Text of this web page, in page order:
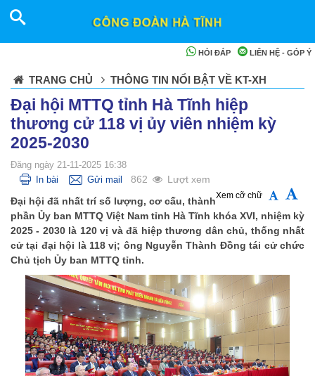
LIÊN HỆ - GÓP Ý
HỎI ĐÁP
TRANG CHỦ THÔNG TIN NỔI BẬT VỀ KT-XH
Đại hội MTTQ tỉnh Hà Tĩnh hiệp
thương cử 118 vị ủy viên nhiệm kỳ
2025-2030
Đăng ngày 21-11-2025 16:38
In bài
Gửi mail 862 Lượt xem
Xem cỡ chữ
Đại hội đã nhất trí số lư­ợng, cơ cấu, thành
phần Ủy ban MTTQ Việt Nam tỉnh Hà Tĩnh khóa XVI, nhiệm kỳ
2025 - 2030 là 120 vị và đã hiệp thương dân chủ, thống nhất
cử tại đại hội là 118 vị; ông Nguyễn Thành Đồng tái cử chức
Chủ tịch Ủy ban MTTQ tỉnh.